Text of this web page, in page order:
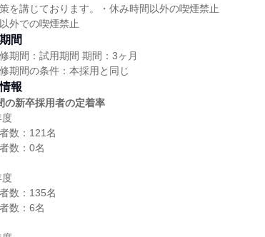
を講じております。・休み時間以外の喫煙禁止
外での喫煙禁止
間
期間：試用期間 期間：3ヶ月
報
の新卒採用者の定着率
数：121名
数：0名
数：135名
数：6名